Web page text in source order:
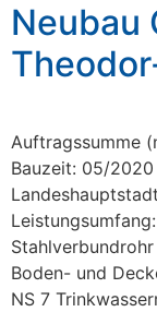
Neubau
Auftragssumme
Bauzeit: 05/
Boden- und
NS 7